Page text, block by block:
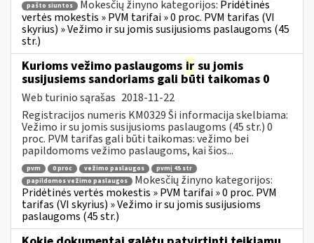
pašto siuntos
Mokesčių žinyno kategorijos: Pridėtinės
vertės mokestis » PVM tarifai » 0 proc. PVM tarifas (VI
skyrius) » Vežimo ir su jomis susijusioms paslaugoms (45
str.)
Kurioms vežimo paslaugoms ir su jomis
susijusiems sandoriams gali būti taikomas 0
Web turinio sąrašas 2018-11-22
Registracijos numeris KM0329 Ši informacija skelbiama:
Vežimo ir su jomis susijusioms paslaugoms (45 str.) 0
proc. PVM tarifas gali būti taikomas: vežimo bei
papildomoms vežimo paslaugoms, kai šios...
pvm 0 proc vežimo paslaugos
pvmį 45 str
papildomos vežimo paslaugos
Mokesčių žinyno kategorijos:
Pridėtinės vertės mokestis » PVM tarifai » 0 proc. PVM
tarifas (VI skyrius) » Vežimo ir su jomis susijusioms
paslaugoms (45 str.)